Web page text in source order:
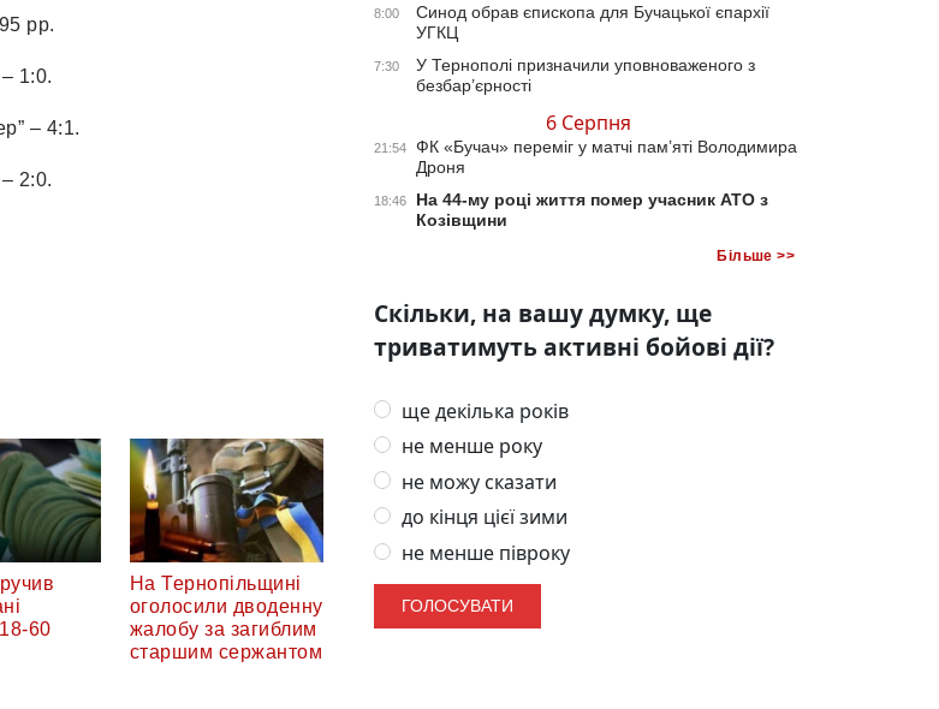
рр.
– 1:0.
– 4:1.
– 2:0.
60
На Тернопільщині
оголосили дводенну
жалобу за загиблим
старшим сержантом
8:00
Синод обрав єпископа для Бучацької єпархії
УГКЦ
7:30
У Тернополі призначили уповноваженого з
безбар’єрності
6 Серпня
21:54
ФК «Бучач» переміг у матчі пам’яті Володимира
Дроня
18:46
На 44-му році життя помер учасник АТО з
Козівщини
Більше >>
Скільки, на вашу думку, ще
триватимуть активні бойові дії?
ще декілька років
не менше року
не можу сказати
до кінця цієї зими
не менше півроку